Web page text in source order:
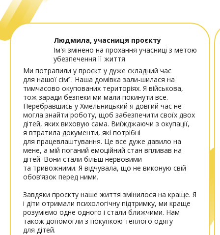
Людмила, учасниця проєкту
Ім'я змінено на прохання учасниці з метою
убезпечення її життя
Ми потрапили у проєкт у дуже складний час
для нашої сім’ї. Наша домівка зали-шилася на
тимчасово окупованих територіях. Я військова,
тож заради безпеки ми мали покинути все.
Перебравшись у Хмельницький я довгий час не
могла знайти роботу, щоб забезпечити своїх двох
дітей, яких виховую сама. Виїжджаючи з окупації,
я втратила документи, які потрібні
для працевлаштування. Це все дуже давило на
мене, а мій поганий емоційний стан впливав на
дітей. Вони стали більш нервовими
та тривожними. Я відчувала, що не виконую свій
обов’язок перед ними.
Завдяки проєкту наше життя змінилося на краще. Я
і діти отримали психологічну підтримку, ми краще
розуміємо одне одного і стали ближчими. Нам
також допомогли з покупкою теплого одягу
для дітей.